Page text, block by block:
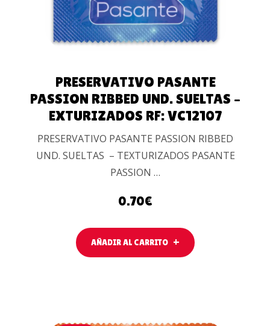
PRESERVATIVO PASANTE
PASSION RIBBED UND. SUELTAS –
EXTURIZADOS RF: VC12107
PRESERVATIVO PASANTE PASSION RIBBED
UND. SUELTAS – TEXTURIZADOS PASANTE
PASSION …
0.70€
AÑADIR AL CARRITO